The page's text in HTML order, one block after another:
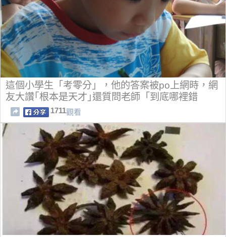
這個小學生「考零分」，他的答案被po上網時，網
友大讚｢根本是天才｣還質問老師「到底哪裡錯
了」！
1711觀看